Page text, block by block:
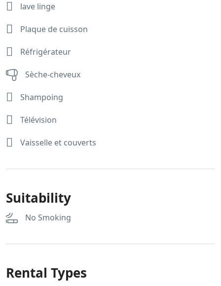
lave linge
Plaque de cuisson
Réfrigérateur
Sèche-cheveux
Shampoing
Télévision
Vaisselle et couverts
Suitability
No Smoking
Rental Types